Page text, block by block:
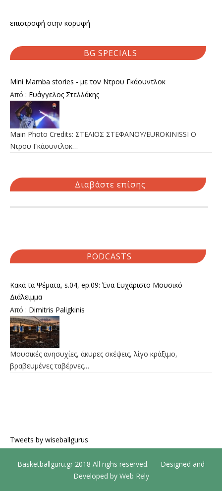
επιστροφή στην κορυφή
BG SPECIALS
Mini Mamba stories - με τον Ντρου Γκάουντλοκ
Από : Ευάγγελος Στελλάκης
Main Photo Credits: ΣΤΕΛΙΟΣ ΣΤΕΦΑΝΟΥ/EUROKINISSI Ο
Ντρου Γκάουντλοκ…
Διαβάστε επίσης
PODCASTS
Κακά τα Ψέματα, s.04, ep.09: Ένα Ευχάριστο Μουσικό
Διάλειμμα
Από : Dimitris Paligkinis
Μουσικές ανησυχίες, άκυρες σκέψεις, λίγο κράξιμο,
βραβευμένες ταβέρνες…
Tweets by wiseballgurus
Basketballguru.gr 2018 All righs reserved. Designed and
Developed by Web Rely